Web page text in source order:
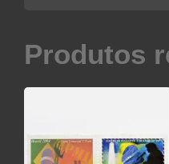
Produtos